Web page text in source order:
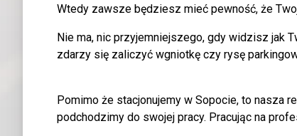
Wtedy zawsze będziesz mieć pewność, że
Nie ma, nic przyjemniejszego, gdy widzisz jak
zdarzy się zaliczyć wgniotkę czy rysę
Pomimo że stacjonujemy w Sopocie, to nasza
podchodzimy do swojej pracy. Pracując na